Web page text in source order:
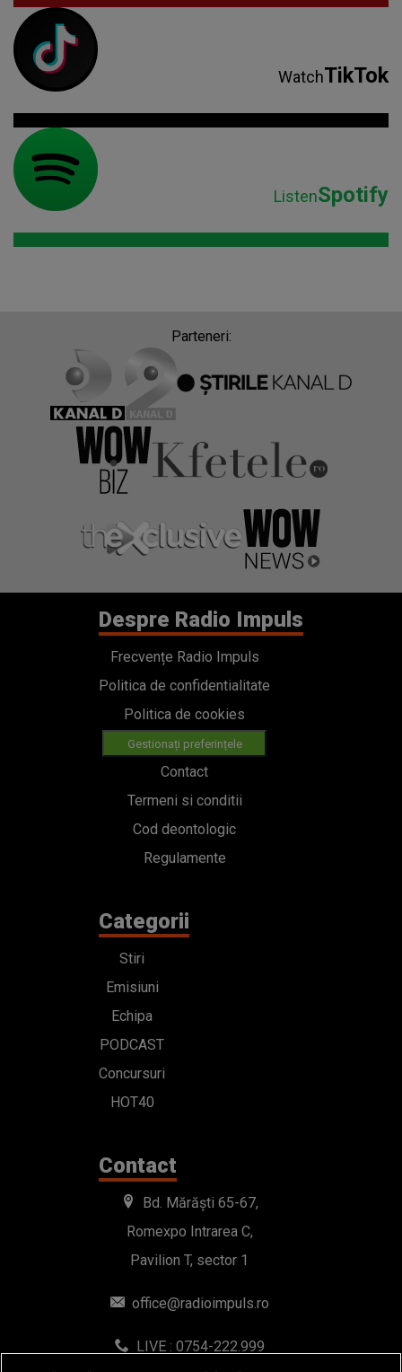
WatchTikTok
ListenSpotify
Parteneri:
Despre Radio Impuls
Frecvențe Radio Impuls
Politica de confidentialitate
Politica de cookies
Gestionați preferințele
Contact
Termeni si conditii
Cod deontologic
Regulamente
Categorii
Stiri
Emisiuni
Echipa
PODCAST
Concursuri
HOT40
Contact
Bd. Mărăști 65-67,
Romexpo Intrarea C,
Pavilion T, sector 1
office@radioimpuls.ro
LIVE : 0754-222.999